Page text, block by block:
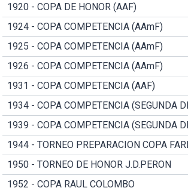
1920 - COPA DE HONOR (AAF)
1924 - COPA COMPETENCIA (AAmF)
1925 - COPA COMPETENCIA (AAmF)
1926 - COPA COMPETENCIA (AAmF)
1931 - COPA COMPETENCIA (AAF)
1934 - COPA COMPETENCIA (SEGUNDA
1939 - COPA COMPETENCIA (SEGUNDA
1944 - TORNEO PREPARACION COPA
1950 - TORNEO DE HONOR J.D.PERON
1952 - COPA RAUL COLOMBO